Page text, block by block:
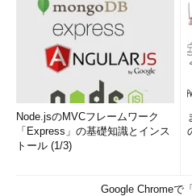
Node.jsのMVCフレームワーク
「Express」の基礎知識とインス
トール (1/3)
Google Chromeで